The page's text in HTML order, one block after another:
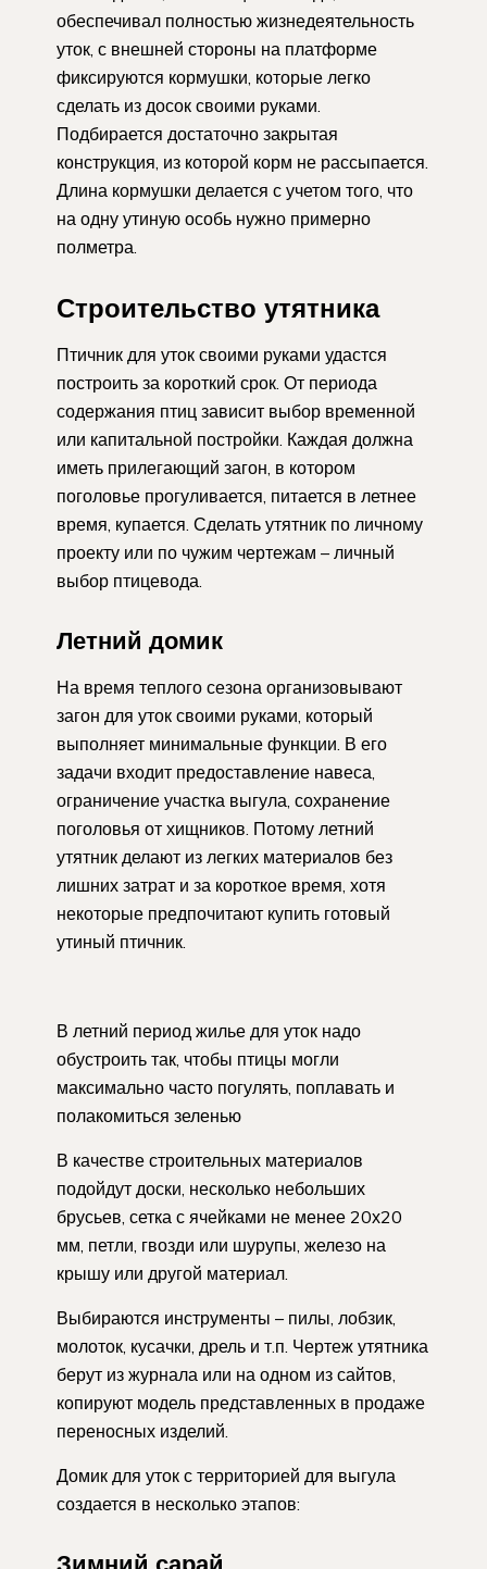
обеспечивал полностью жизнедеятельность
уток, с внешней стороны на платформе
фиксируются кормушки, которые легко
сделать из досок своими руками.
Подбирается достаточно закрытая
конструкция, из которой корм не рассыпается.
Длина кормушки делается с учетом того, что
на одну утиную особь нужно примерно
полметра.
Строительство утятника
Птичник для уток своими руками удастся
построить за короткий срок. От периода
содержания птиц зависит выбор временной
или капитальной постройки. Каждая должна
иметь прилегающий загон, в котором
поголовье прогуливается, питается в летнее
время, купается. Сделать утятник по личному
проекту или по чужим чертежам – личный
выбор птицевода.
Летний домик
На время теплого сезона организовывают
загон для уток своими руками, который
выполняет минимальные функции. В его
задачи входит предоставление навеса,
ограничение участка выгула, сохранение
поголовья от хищников. Потому летний
утятник делают из легких материалов без
лишних затрат и за короткое время, хотя
некоторые предпочитают купить готовый
утиный птичник.
В летний период жилье для уток надо
обустроить так, чтобы птицы могли
максимально часто погулять, поплавать и
полакомиться зеленью
В качестве строительных материалов
подойдут доски, несколько небольших
брусьев, сетка с ячейками не менее 20х20
мм, петли, гвозди или шурупы, железо на
крышу или другой материал.
Выбираются инструменты – пилы, лобзик,
молоток, кусачки, дрель и т.п. Чертеж утятника
берут из журнала или на одном из сайтов,
копируют модель представленных в продаже
переносных изделий.
Домик для уток с территорией для выгула
создается в несколько этапов: